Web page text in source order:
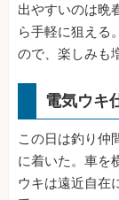
出やすいのは晩
ら手軽に狙える
ので、楽しみも
電気ウキ
この日は釣り仲
に着いた。車を
ウキは遠近自在